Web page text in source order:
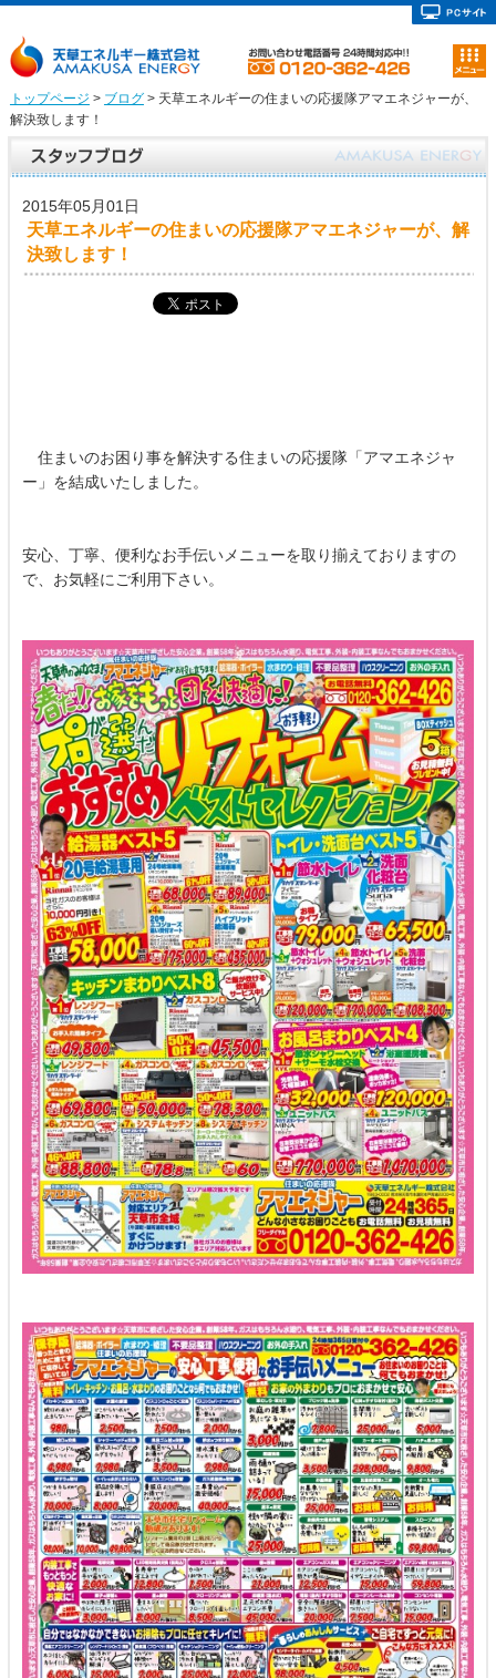
トップページ > ブログ> 天草エネルギーの住まいの応援隊アマエネジャーが、
解決致します！
2015年05月01日
天草エネルギーの住まいの応援隊アマエネジャーが、解
決致します！
住まいのお困り事を解決する住まいの応援隊「アマエネジャ
ー」を結成いたしました。
安心、丁寧、便利なお手伝いメニューを取り揃えておりますの
で、お気軽にご利用下さい。